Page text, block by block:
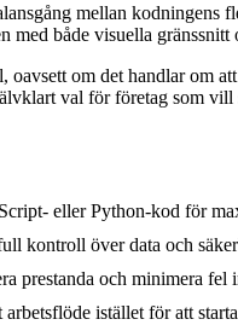
mellan
med både visuella
om det handlar om
val för företag som vill
eller Python-kod för
kontroll över data och
prestanda och minimera fel
istället för att